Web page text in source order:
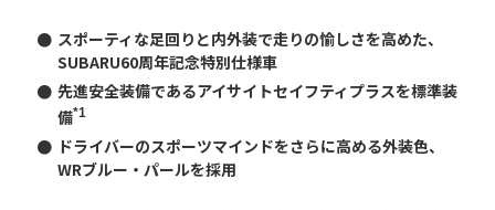
● スポーティな足回りと内外装で走りの愉しさを高めた、
SUBARU60周年記念特別仕様車
● 先進安全装備であるアイサイトセイフティプラスを標準装
備*1
● ドライバーのスポーツマインドをさらに高める外装色、
WRブルー・パールを採用